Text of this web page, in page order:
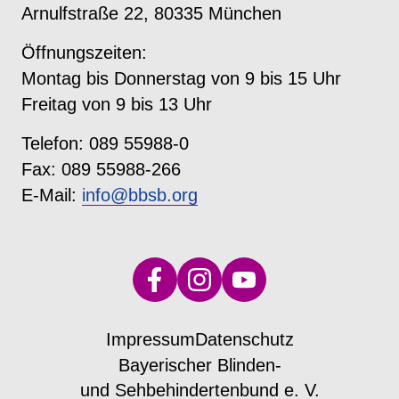
Arnulfstraße 22, 80335 München
Öffnungszeiten:
Montag bis Donnerstag von 9 bis 15 Uhr
Freitag von 9 bis 13 Uhr
Telefon: 089 55988-0
Fax: 089 55988-266
E-Mail: info@bbsb.org
ImpressumDatenschutz
Bayerischer Blinden-
und Sehbehindertenbund e. V.